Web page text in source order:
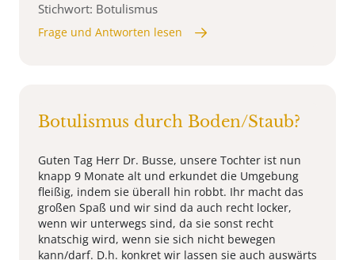
Stichwort: Botulismus
Frage und Antworten lesen
Botulismus durch Boden/Staub?
Guten Tag Herr Dr. Busse, unsere Tochter ist nun
knapp 9 Monate alt und erkundet die Umgebung
fleißig, indem sie überall hin robbt. Ihr macht das
großen Spaß und wir sind da auch recht locker,
wenn wir unterwegs sind, da sie sonst recht
knatschig wird, wenn sie sich nicht bewegen
kann/darf. D.h. konkret wir lassen sie auch auswärts